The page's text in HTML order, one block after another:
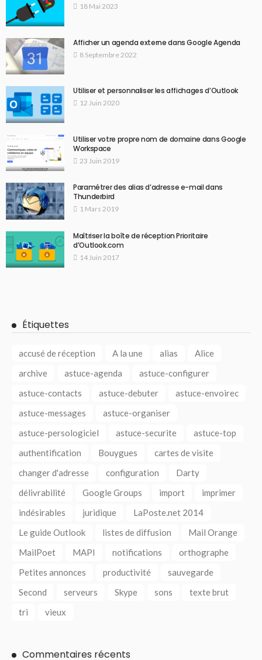
18 Mai 2023
Afficher un agenda externe dans Google Agenda
8 Septembre 2022
Utiliser et personnaliser les affichages d’Outlook
12 Juin 2020
Utiliser votre propre nom de domaine dans Google
Workspace
23 Juin 2019
Paramétrer des alias d’adresse e-mail dans
Thunderbird
1 Mars 2019
Maîtriser la boîte de réception Prioritaire
d’Outlook.com
14 Juin 2017
Étiquettes
accusé de réception A la une alias
Alice
archive
astuce-agenda
astuce-configurer
astuce-contacts
astuce-debuter
astuce-envoirec
astuce-messages
astuce-organiser
astuce-persologiciel
astuce-securite
astuce-top
authentification
Bouygues
cartes de visite
changer d'adresse
configuration
Darty
délivrabilité
Google Groups import
imprimer
indésirables
juridique
LaPoste.net 2014
Le guide Outlook
listes de diffusion
Mail Orange
MailPoet
MAPI notifications
orthographe
Petites annonces
productivité
sauvegarde
Second
serveurs Skype sons
texte brut
tri
vieux
Commentaires récents